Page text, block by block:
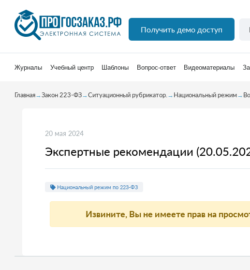
Получить демо доступ
Журналы Учебный центр Шаблоны Вопрос-ответ Видеоматериалы
Главная→Закон 223-ФЗ→Ситуационный рубрикатор. →Национальный режим→
20 мая 2024
Экспертные рекомендации
Национальный режим по 223-ФЗ
Извините, Вы не имеете прав на